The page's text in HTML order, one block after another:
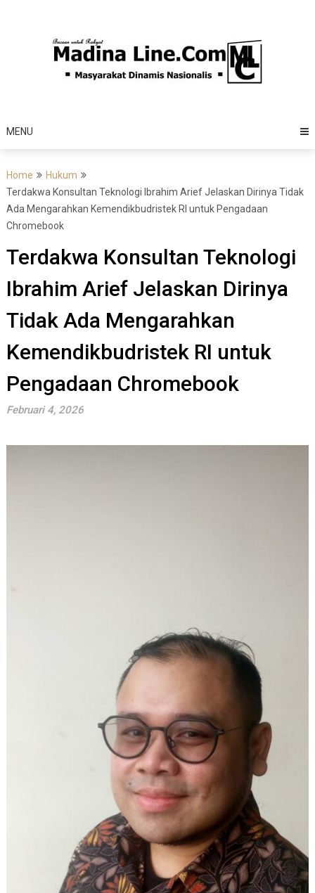
MENU
Home
Hukum
Terdakwa Konsultan Teknologi Ibrahim Arief Jelaskan Dirinya Tidak
Ada Mengarahkan Kemendikbudristek RI untuk Pengadaan
Chromebook
Terdakwa Konsultan Teknologi
Ibrahim Arief Jelaskan Dirinya
Tidak Ada Mengarahkan
Kemendikbudristek RI untuk
Pengadaan Chromebook
Februari 4, 2026